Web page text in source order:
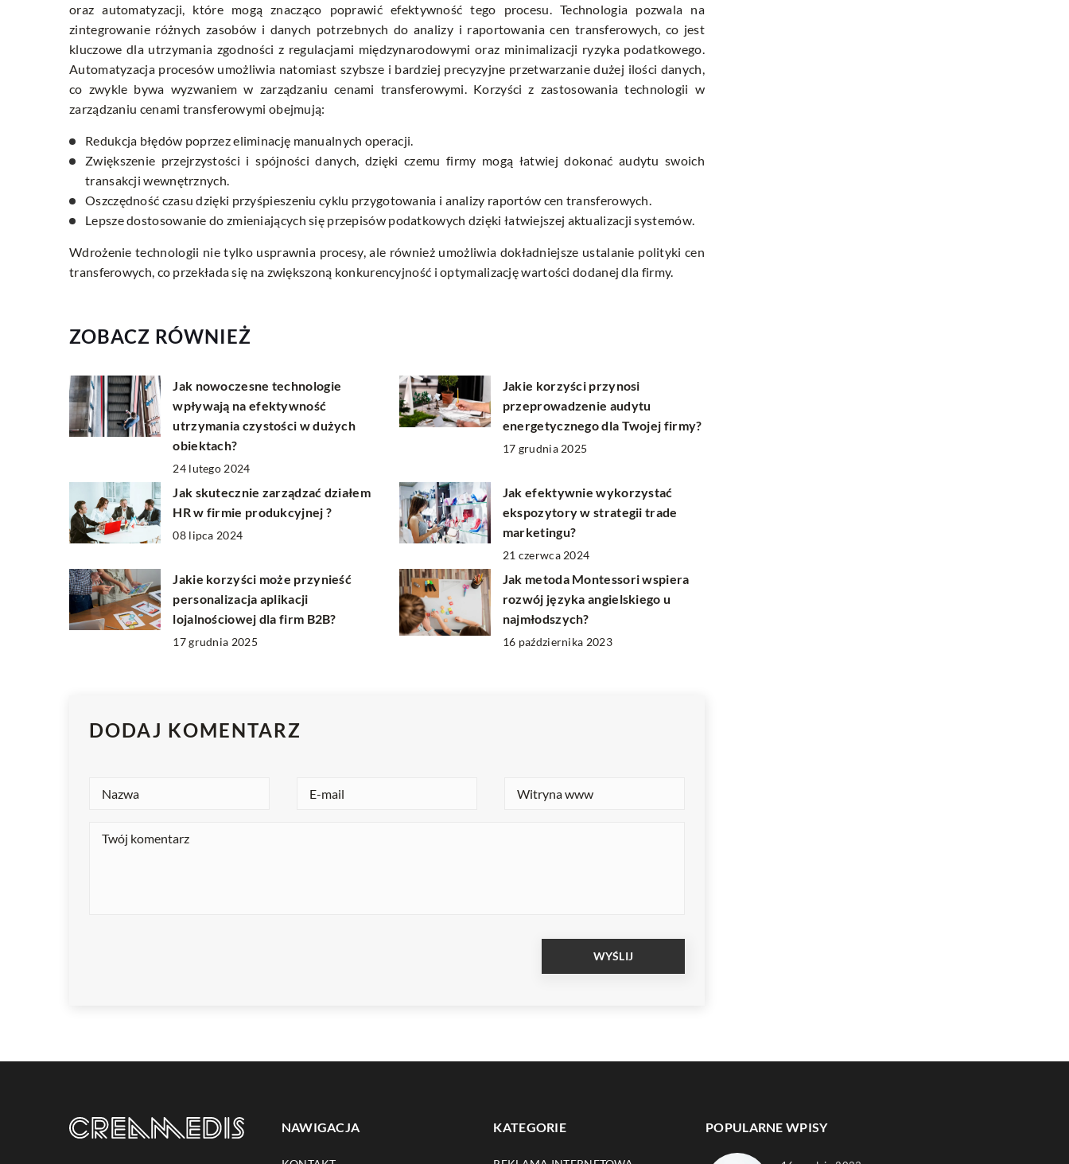
oraz automatyzacji, które mogą znacząco poprawić efektywność tego procesu. Technologia pozwala na
zintegrowanie różnych zasobów i danych potrzebnych do analizy i raportowania cen transferowych, co jest
kluczowe dla utrzymania zgodności z regulacjami międzynarodowymi oraz minimalizacji ryzyka podatkowego.
Automatyzacja procesów umożliwia natomiast szybsze i bardziej precyzyjne przetwarzanie dużej ilości danych,
co zwykle bywa wyzwaniem w zarządzaniu cenami transferowymi. Korzyści z zastosowania technologii w
zarządzaniu cenami transferowymi obejmują:
Redukcja błędów poprzez eliminację manualnych operacji.
Zwiększenie przejrzystości i spójności danych, dzięki czemu firmy mogą łatwiej dokonać audytu swoich
transakcji wewnętrznych.
Oszczędność czasu dzięki przyśpieszeniu cyklu przygotowania i analizy raportów cen transferowych.
Lepsze dostosowanie do zmieniających się przepisów podatkowych dzięki łatwiejszej aktualizacji systemów.
Wdrożenie technologii nie tylko usprawnia procesy, ale również umożliwia dokładniejsze ustalanie polityki cen
transferowych, co przekłada się na zwiększoną konkurencyjność i optymalizację wartości dodanej dla firmy.
ZOBACZ RÓWNIEŻ
Jak nowoczesne technologie
wpływają na efektywność
utrzymania czystości w dużych
obiektach?
24 lutego 2024
Jakie korzyści przynosi
przeprowadzenie audytu
energetycznego dla Twojej firmy?
17 grudnia 2025
Jak skutecznie zarządzać działem
HR w firmie produkcyjnej ?
08 lipca 2024
Jak efektywnie wykorzystać
ekspozytory w strategii trade
marketingu?
21 czerwca 2024
Jakie korzyści może przynieść
personalizacja aplikacji
lojalnościowej dla firm B2B?
17 grudnia 2025
Jak metoda Montessori wspiera
rozwój języka angielskiego u
najmłodszych?
16 października 2023
DODAJ KOMENTARZ
NAWIGACJA KATEGORIE POPULARNE WPISY